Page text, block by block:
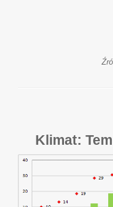
Klimat: